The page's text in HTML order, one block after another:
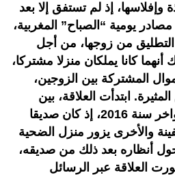
وإفلاسها، إذ لم تستفق إلا بعد
يومية “الصباح” المغربية،
من زوجها، من أجل
كانا يملكان منزلا مشتركا،
المشتركة بين الزوجين،
ابتدأت العلاقة، بين
العشيق والأستاذة، منذ أواخر سنة 2016، إذ كان صديقا
والأخرى يزور منزل الضحية
أنظاره بعد ذلك من صديقه،
العلاقة عبر الرسائل